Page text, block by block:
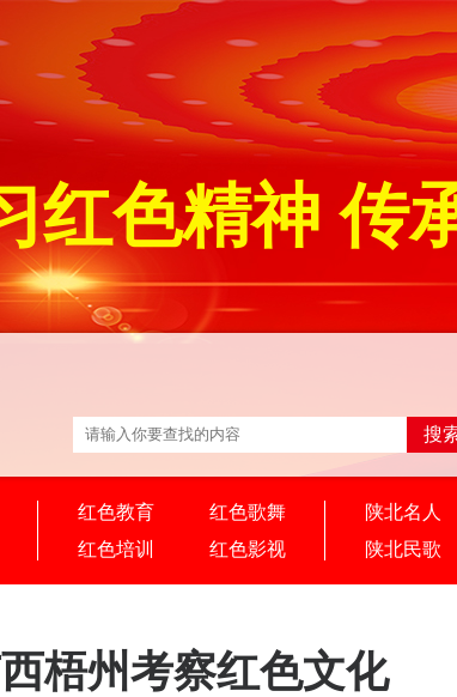
红色精神 传
搜
红色教育
红色歌舞
红色培训
红色影视
陕北名人
陕北民歌
梧州考察红色文化